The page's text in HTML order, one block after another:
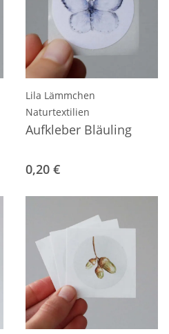
Lila Lämmchen
Naturtextilien
Aufkleber Bläuling
0,20 €